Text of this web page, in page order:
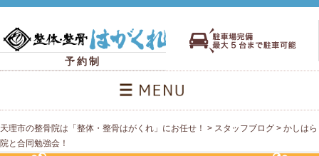
予約制
天理市の整骨院は「整体・整骨はがくれ」にお任せ！ > スタッフブログ > かしはら
院と合同勉強会！